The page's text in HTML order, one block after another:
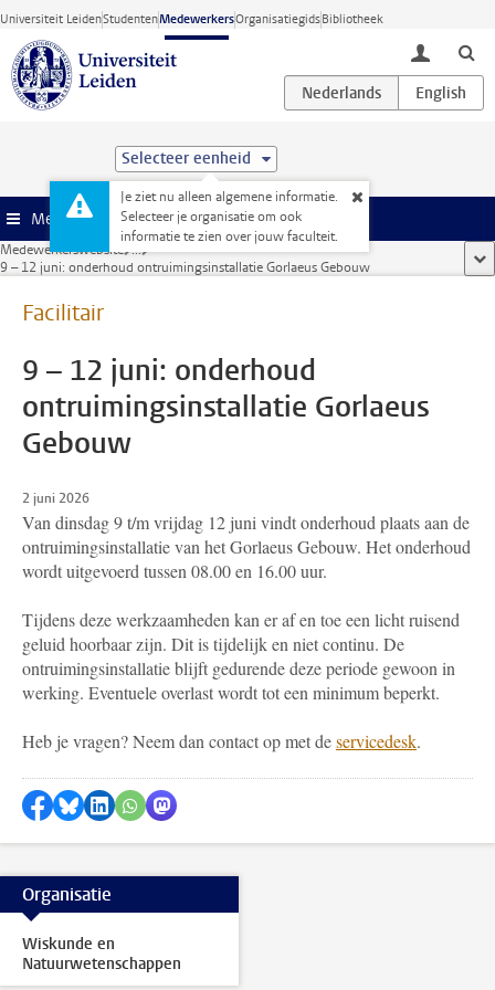
Ga direct naar de inhoud
Universiteit LeidenStudentenMedewerkersOrganisatiegidsBibliotheek
toggle
Selecteer eenheid
Je ziet nu alleen algemene informatie.
Selecteer je organisatie om ook
informatie te zien over jouw faculteit.
Menu
Medewerkerswebsite ...
9 – 12 juni: onderhoud ontruimingsinstallatie Gorlaeus Gebouw
Facilitair
9 – 12 juni: onderhoud
ontruimingsinstallatie Gorlaeus
Gebouw
2 juni 2026
Van dinsdag 9 t/m vrijdag 12 juni vindt onderhoud plaats aan de
ontruimingsinstallatie van het Gorlaeus Gebouw. Het onderhoud
wordt uitgevoerd tussen 08.00 en 16.00 uur.
Tijdens deze werkzaamheden kan er af en toe een licht ruisend
geluid hoorbaar zijn. Dit is tijdelijk en niet continu. De
ontruimingsinstallatie blijft gedurende deze periode gewoon in
werking. Eventuele overlast wordt tot een minimum beperkt.
Heb je vragen? Neem dan contact op met deservicedesk.
Delen op Facebook
Delen via Bluesky
Delen op LinkedIn
Delen via WhatsApp
Delen via Mastodon
Organisatie
Wiskunde en
Natuurwetenschappen